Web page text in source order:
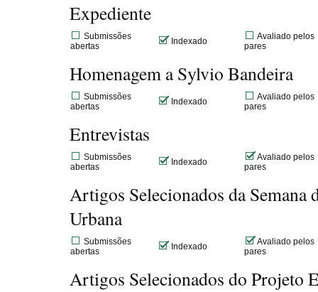
Expediente
Submissões
abertas
Indexado
Avaliado pelos
pares
Homenagem a Sylvio Bandeira
Submissões
abertas
Indexado
Avaliado pelos
pares
Entrevistas
Submissões
abertas
Indexado
Avaliado pelos
pares
Artigos Selecionados da Semana
Urbana
Submissões
abertas
Indexado
Avaliado pelos
pares
Artigos Selecionados do Projeto